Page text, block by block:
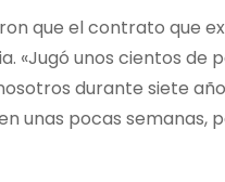
que el contrato que
unos cientos de
durante siete
unas pocas semanas,